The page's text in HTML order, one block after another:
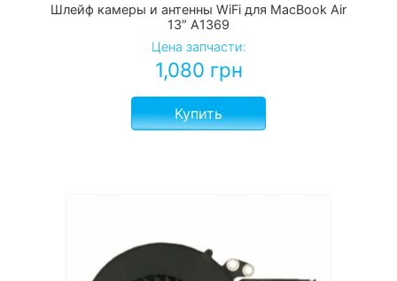
Шлейф камеры и антенны WiFi для MacBook Air
13″ A1369
Цена запчасти:
1,080 грн
Купить